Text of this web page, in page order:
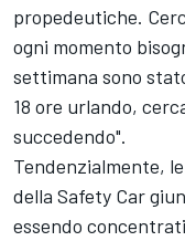
propedeutiche.
ogni momento
settimana sono
18 ore urlando,
succedendo".
Tendenzialmente,
della Safety Car
essendo